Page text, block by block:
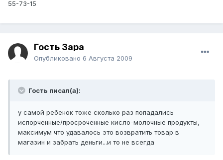
55-73-15
Гость Зара
Опубликовано 6 Августа 2009
Гость писал(а):
у самой ребенок тоже сколько раз попадались
испорченные/просроченные кисло-молочные продукты,
максимум что удавалось это возвратить товар в
магазин и забрать деньги...и то не всегда